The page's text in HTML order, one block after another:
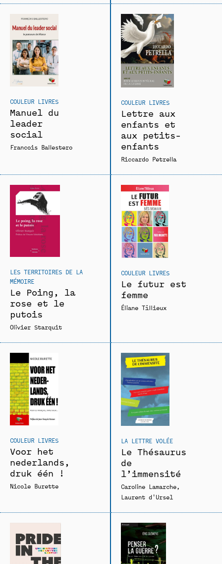
COULEUR LIVRES
Manuel du
leader
social
Francois Ballestero
COULEUR LIVRES
Lettre aux
enfants et
aux petits-
enfants
Riccardo Petrella
LES TERRITOIRES DE LA
MÉMOIRE
Le Poing, la
rose et le
putois
Olivier Starquit
COULEUR LIVRES
Le futur est
femme
Éliane Tillieux
COULEUR LIVRES
Voor het
nederlands,
druk één !
Nicole Burette
LA LETTRE VOLÉE
Le Thésaurus
de
l’immensité
Caroline Lamarche
Laurent d'Ursel